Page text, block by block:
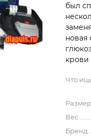
был
новая
крови
Что
Вес
Бренд